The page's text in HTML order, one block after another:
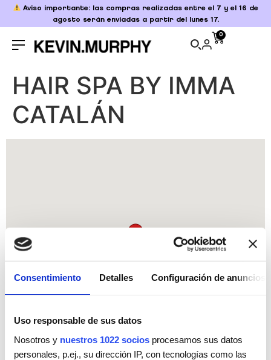
Consentimiento Detalles Configuración de anuncios
Uso responsable de sus datos
Nosotros y nuestros 1022 socios procesamos sus datos
personales, p.ej., su dirección IP, con tecnologías como las
Aviso importante: las compras realizadas entre el 7 y el 16 de
agosto serán enviadas a partir del lunes 17.
0
HAIR SPA BY IMMA
CATALÁN